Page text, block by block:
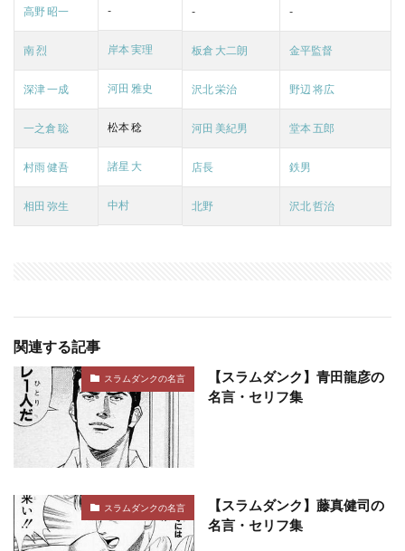
高野 昭一 - - -
南 烈 岸本 実理 板倉 大二朗 金平監督
深津 一成 河田 雅史 沢北 栄治 野辺 将広
一之倉 聡 松本 稔 河田 美紀男 堂本 五郎
村雨 健吾 諸星 大 店長 鉄男
相田 弥生 中村 北野 沢北 哲治
関連する記事
スラムダンクの名言
【スラムダンク】青田龍彦の
名言・セリフ集
スラムダンクの名言
【スラムダンク】藤真健司の
名言・セリフ集